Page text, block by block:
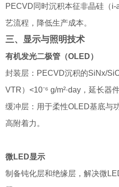
PECVD同时沉积本征非晶硅（
艺流程，降低生产成本。
三、显示与照明技术
有机发光二极管（OLED）
封装层：PECVD沉积的SiNx/
VTR）<10⁻⁶ g/m²·day，延长器
缓冲层：用于柔性OLED基底与
高附着力。
微LED显示
制备钝化层和绝缘层，解决微